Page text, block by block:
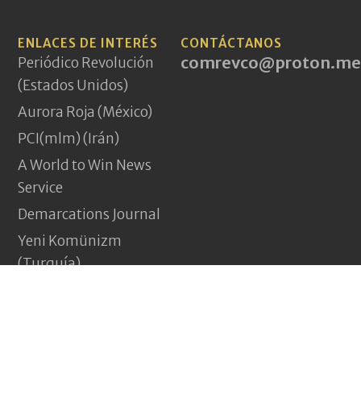
ENLACES DE INTERÉS
Periódico Revolución
(Estados Unidos)
Aurora Roja (México)
PCI(mlm) (Irán)
A World to Win News
Service
Demarcations Journal
Yeni Komünizm
(Turquía)
CONTÁCTANOS
comrevco@proton.me